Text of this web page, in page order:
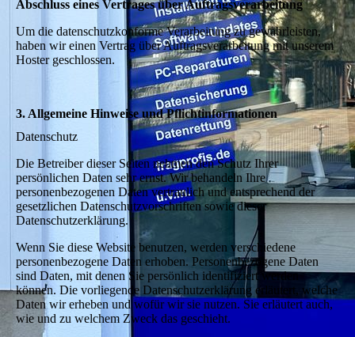
Abschluss eines Vertrages über Auftragsverarbeitung
Um die datenschutzkonforme Verarbeitung zu gewährleisten,
haben wir einen Vertrag über Auftragsverarbeitung mit unserem
Hoster geschlossen.
3. Allgemeine Hinweise und Pflichtinformationen
Datenschutz
Die Betreiber dieser Seiten nehmen den Schutz Ihrer
persönlichen Daten sehr ernst. Wir behandeln Ihre
personenbezogenen Daten vertraulich und entsprechend der
gesetzlichen Datenschutzvorschriften sowie dieser
Datenschutzerklärung.
Wenn Sie diese Website benutzen, werden verschiedene
personenbezogene Daten erhoben. Personenbezogene Daten
sind Daten, mit denen Sie persönlich identifiziert werden
können. Die vorliegende Datenschutzerklärung erläutert, welche
Daten wir erheben und wofür wir sie nutzen. Sie erläutert auch,
wie und zu welchem Zweck das geschieht.